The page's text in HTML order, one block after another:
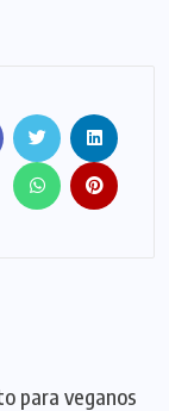
para veganos